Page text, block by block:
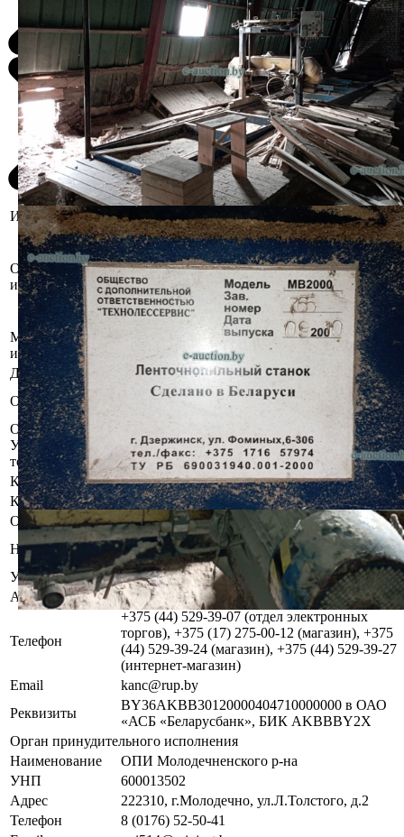
Информация о предмете торгов
Описание
имущества
Ленточнопильный станок (пилорама)
МВ-2000. Длина распиливаемого бревна: -
наибольшая - 6500 мм - наименьшая - 1200
мм. Диаметр распиливаемого бревна: -
наибольший - 800 мм - наименьший - 100
мм. мощность -11 кВт.
Местоположение
имущества
Минская область, Молодечненский р-н, г.
Молодечно, ул. Роменская, 167/9
Должник
Свиридо Сергей Викторович
Обременения
Арест, запрет совершения регистрационных
действий судебного исполнителя.
Осмотр объекта
Участник электронных торгов обязан до начала электронных
торгов осмотреть предмет торгов ( п.2.4.3 Регламента)
Контактное лицо Управление оценки и реализации имущества
Контакты
+375445293907
Организатор/оператор торгов
Наименование
Республиканское унитарное предприятие по
оказанию услуг «БелЮрОбеспечение»
УНП
192821149
Адрес
г. Минск, пр-т. Дзержинского, 1Б
Телефон
+375 (44) 529-39-07 (отдел электронных
торгов), +375 (17) 275-00-12 (магазин), +375
(44) 529-39-24 (магазин), +375 (44) 529-39-27
(интернет-магазин)
Email
kanc@rup.by
Реквизиты
BY36AKBB30120000404710000000 в ОАО
«АСБ «Беларусбанк», БИК AKBBBY2X
Орган принудительного исполнения
Наименование
ОПИ Молодечненского р-на
УНП
600013502
Адрес
222310, г.Молодечно, ул.Л.Толстого, д.2
Телефон
8 (0176) 52-50-41